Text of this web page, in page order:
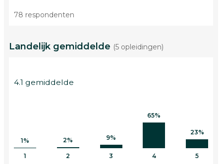
78 respondenten
Landelijk gemiddelde (5 opleidingen)
4.1 gemiddelde
1%
1
2%
2
9%
3
65%
4
23%
5